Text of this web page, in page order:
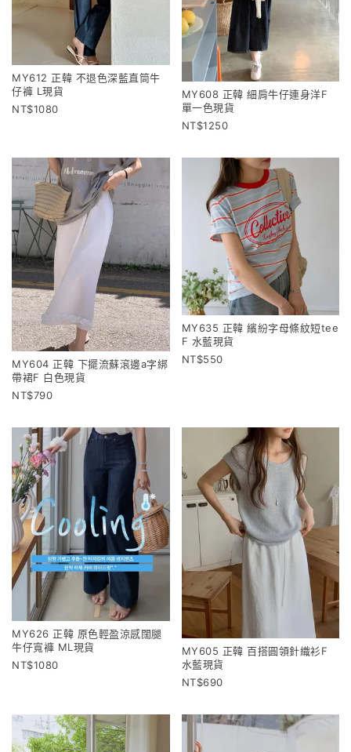
MY612 正韓 不退色深藍直筒牛
仔褲 L現貨
1080
MY608 正韓 細肩牛仔連身洋F
單一色現貨
1250
MY604 正韓 下擺流蘇滾邊a字綁
帶裙F 白色現貨
790
MY635 正韓 繽紛字母條紋短tee
F 水藍現貨
550
MY626 正韓 原色輕盈涼感闊腿
牛仔寬褲 ML現貨
1080
MY605 正韓 百搭圓領針織衫F
水藍現貨
690